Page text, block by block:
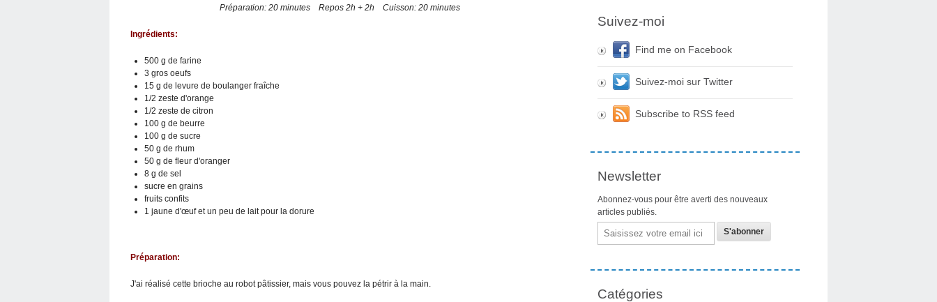
Préparation: 20 minutes Repos 2h + 2h Cuisson: 20 minutes
Ingrédients:
500 g de farine
3 gros oeufs
15 g de levure de boulanger fraîche
1/2 zeste d'orange
1/2 zeste de citron
100 g de beurre
100 g de sucre
50 g de rhum
50 g de fleur d'oranger
8 g de sel
sucre en grains
fruits confits
1 jaune d'œuf et un peu de lait pour la dorure
Préparation:
J'ai réalisé cette brioche au robot pâtissier, mais vous pouvez la pétrir à la main.
Suivez-moi
Find me on Facebook
Suivez-moi sur Twitter
Subscribe to RSS feed
Newsletter
Abonnez-vous pour être averti des nouveaux
articles publiés.
Email
Catégories